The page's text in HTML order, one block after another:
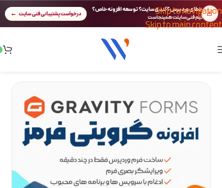
Skip to navigation
Skip to main content
🚨 خطای وردپرس؟ کندی سایت؟ توسعه افزونه خاص؟
تیم فنی سایتت همینجاست درخواست پشتیبانی فنی سایت